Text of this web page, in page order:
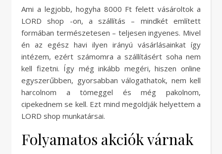
Ami a legjobb, hogyha 8000 Ft felett vásároltok a
LORD shop -on, a szállítás – mindkét említett
formában természetesen – teljesen ingyenes. Mivel
én az egész havi ilyen irányú vásárlásainkat így
intézem, ezért számomra a szállításért soha nem
kell fizetni. Így még inkább megéri, hiszen online
egyszerűbben, gyorsabban válogathatok, nem kell
harcolnom a tömeggel és még pakolnom,
cipekednem se kell. Ezt mind megoldják helyettem a
LORD shop munkatársai.
Folyamatos akciók várnak